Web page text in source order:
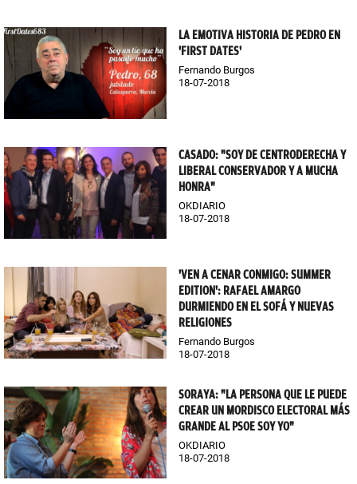
LA EMOTIVA HISTORIA DE PEDRO EN
'FIRST DATES'
Fernando Burgos
18-07-2018
CASADO: "SOY DE CENTRODERECHA Y
LIBERAL CONSERVADOR Y A MUCHA
HONRA"
OKDIARIO
18-07-2018
'VEN A CENAR CONMIGO: SUMMER
EDITION': RAFAEL AMARGO
DURMIENDO EN EL SOFÁ Y NUEVAS
RELIGIONES
Fernando Burgos
18-07-2018
SORAYA: "LA PERSONA QUE LE PUEDE
CREAR UN MORDISCO ELECTORAL MÁS
GRANDE AL PSOE SOY YO"
OKDIARIO
18-07-2018